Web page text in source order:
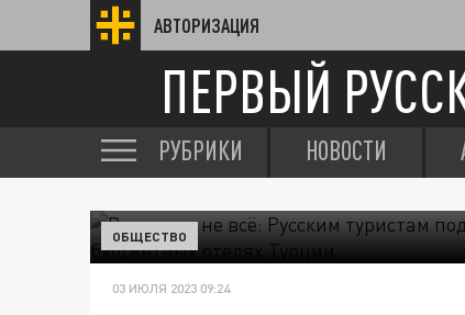
АВТОРИЗАЦИЯ
ПЕРВЫЙ
РУБРИКИ НОВОСТИ
ОБЩЕСТВО
03 ИЮЛЯ 2023 09:24